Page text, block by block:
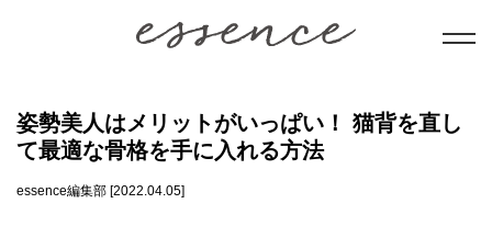
暮らし
美と健康
姿勢美人はメリットがいっぱい！ 猫背を直し
て最適な骨格を手に入れる方法
essence編集部 [2022.04.05]